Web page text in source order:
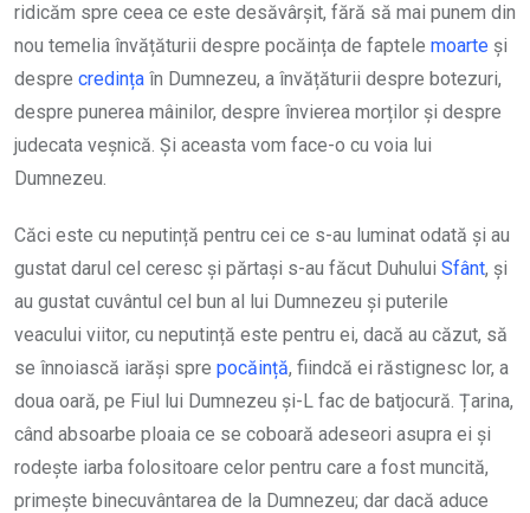
ridicăm spre ceea ce este desăvârșit, fără să mai punem din
nou temelia învățăturii despre pocăința de faptele moarte și
despre credința în Dumnezeu, a învățăturii despre botezuri,
despre punerea mâinilor, despre învierea morților și despre
judecata veșnică. Și aceasta vom face-o cu voia lui
Dumnezeu.
Căci este cu neputință pentru cei ce s-au luminat odată și au
gustat darul cel ceresc și părtași s-au făcut Duhului Sfânt, și
au gustat cuvântul cel bun al lui Dumnezeu și puterile
veacului viitor, cu neputință este pentru ei, dacă au căzut, să
se înnoiască iarăși spre pocăință, fiindcă ei răstignesc lor, a
doua oară, pe Fiul lui Dumnezeu și-L fac de batjocură. Țarina,
când absoarbe ploaia ce se coboară adeseori asupra ei și
rodește iarba folositoare celor pentru care a fost muncită,
primește binecuvântarea de la Dumnezeu; dar dacă aduce